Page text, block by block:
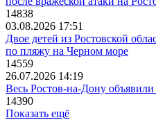
14838
03.08.2026 17:51
Двое детей из Ростовской
по пляжу на Черном море
14559
26.07.2026 14:19
Весь Ростов-на-Дону
14390
Показать ещё